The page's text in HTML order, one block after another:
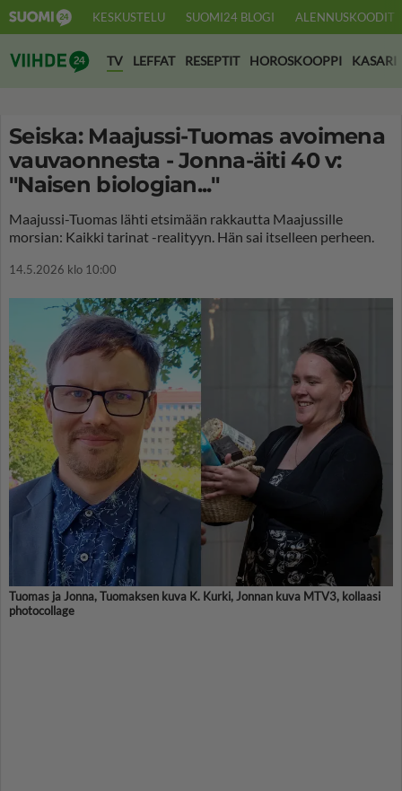
KESKUSTELU SUOMI24 BLOGI ALENNUSKOODIT
Suomi24 Viihde
TV LEFFAT RESEPTIT HOROSKOOPPI KASARI
Seiska: Maajussi-Tuomas avoimena
vauvaonnesta - Jonna-äiti 40 v:
"Naisen biologian..."
Maajussi-Tuomas lähti etsimään rakkautta Maajussille
morsian: Kaikki tarinat -realityyn. Hän sai itselleen perheen.
14.5.2026 klo 10:00
Tuomas ja Jonna, Tuomaksen kuva K. Kurki, Jonnan kuva MTV3, kollaasi
photocollage